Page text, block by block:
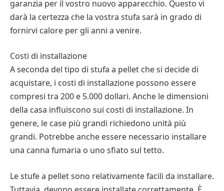
anche i coperchi dei bruciatori e le manopole. In
questo modo si eviterà che il cibo si accumuli sotto di
essi.
È necessario pulire anche l’interno del fornello per
assicurarsi che non ci siano briciole o fuoriuscite. In
questo modo si evita la diffusione di batteri. È inoltre
possibile lucidare regolarmente il piano di cottura in
vetro.
La pulizia di un fornello a gas può essere noiosa, ma è
necessaria. Dopo aver pulito il fornello, è necessario
questo punto si può applicare sulla superficie il WD-
esterna nel design della stufa. Alcuni modelli moderni
hanno un design migliorato che riduce le emissioni. È
possibile migliorare l’efficacia della stufa a legna
anche assicurandosi che la canna fumaria sia pulita.
Più detriti si lasciano nella canna fumaria, maggiore è
la possibilità che prenda fuoco. Dovreste pulire la
stufa a legna almeno una volta all’anno.
Miglior Ferro da stiro a
vapore con caldaia 100
euro
garanzia per il vostro nuovo apparecchio. Questo vi
darà la certezza che la vostra stufa sarà in grado di
fornirvi calore per gli anni a venire.
Costi di installazione
A seconda del tipo di stufa a pellet che si decide di
acquistare, i costi di installazione possono essere
compresi tra 200 e 5.000 dollari. Anche le dimensioni
della casa influiscono sui costi di installazione. In
genere, le case più grandi richiedono unità più
grandi. Potrebbe anche essere necessario installare
una canna fumaria o uno sfiato sul tetto.
Le stufe a pellet sono relativamente facili da installare.